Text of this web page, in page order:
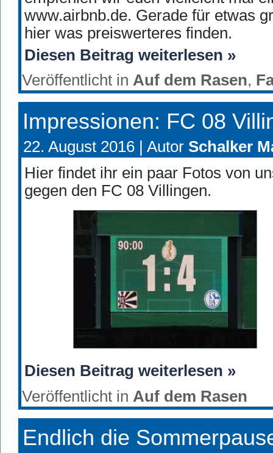
www.airbnb.de. Gerade für etwas
hier was preiswerteres finden.
Diesen Beitrag weiterlesen »
Veröffentlicht in Auf dem Rasen,
Impressionen: FC 08
22. August 2016 | Autor Schalker
Hier findet ihr ein paar Fotos von
gegen den FC 08 Villingen.
Diesen Beitrag weiterlesen »
Veröffentlicht in Auf dem Rasen
Endlich die